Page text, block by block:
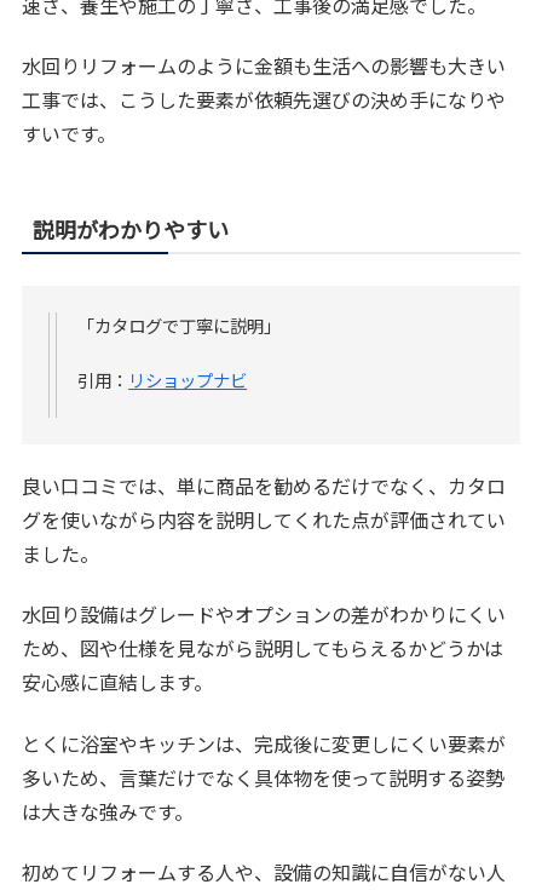
水回りリフォームのように金額も生活への影響も大きい
工事では、こうした要素が依頼先選びの決め手になりや
すいです。
説明がわかりやすい
「カタログで丁寧に説明」
引用： リショップナビ
良い口コミでは、単に商品を勧めるだけでなく、カタロ
グを使いながら内容を説明してくれた点が評価されてい
ました。
水回り設備はグレードやオプションの差がわかりにくい
ため、図や仕様を見ながら説明してもらえるかどうかは
安心感に直結します。
とくに浴室やキッチンは、完成後に変更しにくい要素が
多いため、言葉だけでなく具体物を使って説明する姿勢
は大きな強みです。
初めてリフォームする人や、設備の知識に自信がない人